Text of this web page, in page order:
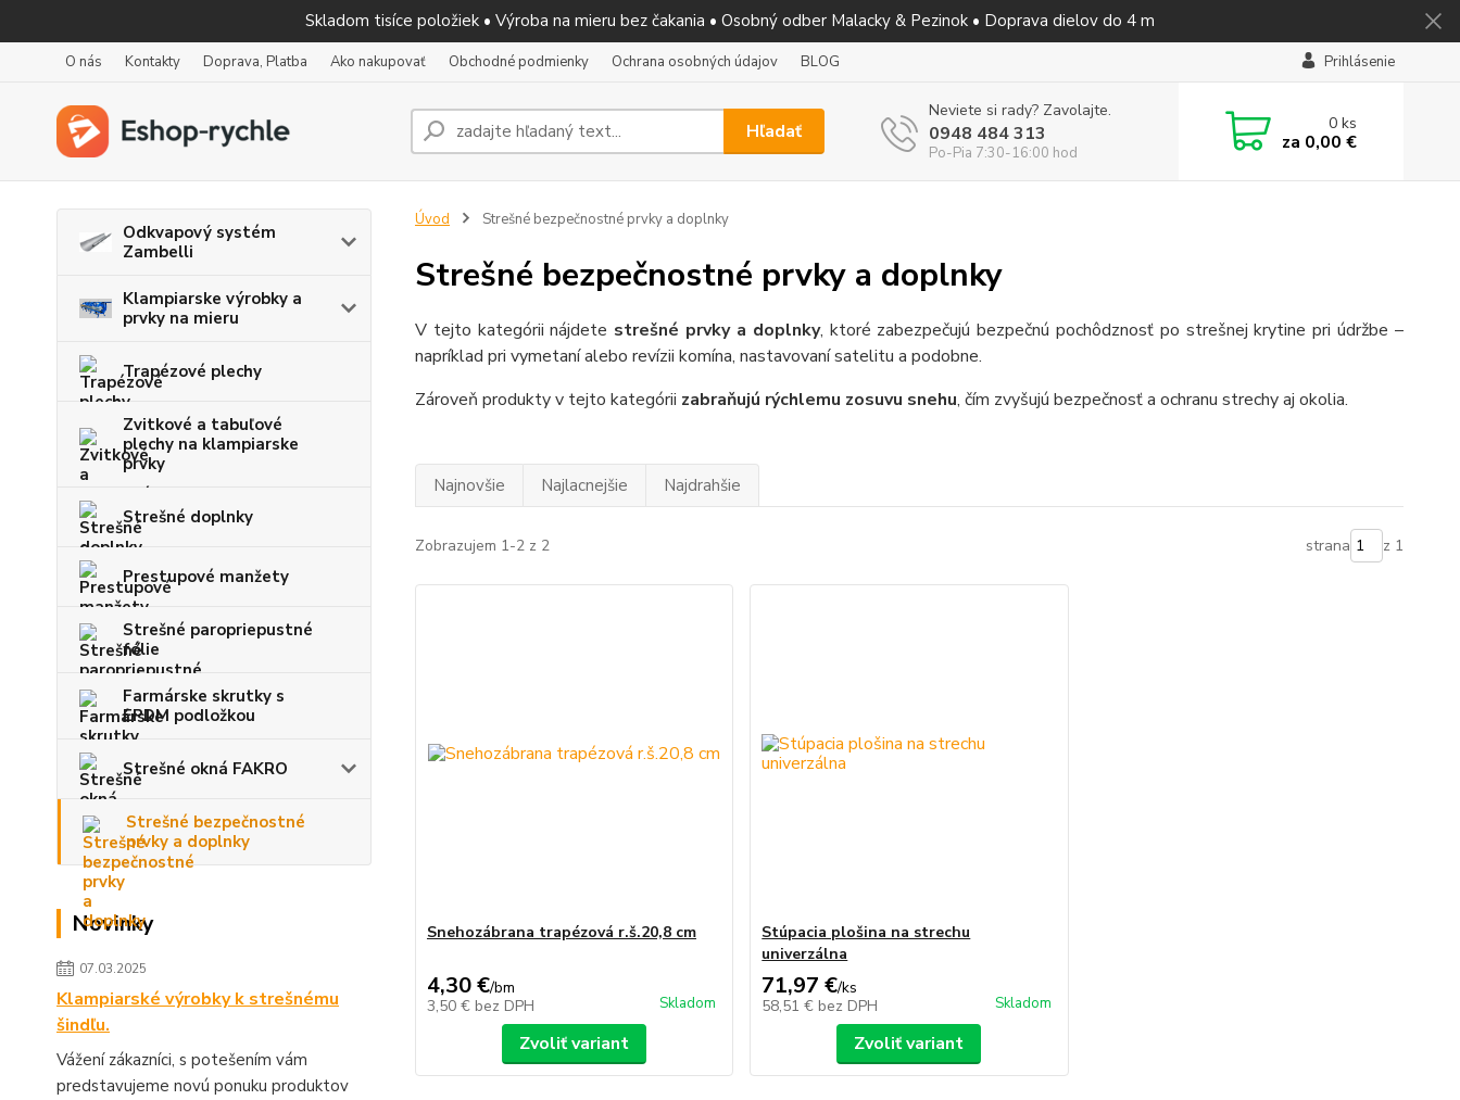
Skladom tisíce položiek • Výroba na mieru bez čakania • Osobný odber Malacky & Pezinok • Doprava dielov do 4 m
O nás Kontakty Doprava, Platba Ako nakupovať Obchodné podmienky Ochrana osobných údajov BLOG Prihlásenie
Hľadať
Neviete si rady? Zavolajte.
0948 484 313
Po-Pia 7:30-16:00 hod
0ks
za 0,00 €
Odkvapový systém
Zambelli
Klampiarske výrobky a
prvky na mieru
Trapézové plechy
Zvitkové a tabuľové
plechy na klampiarske
prvky
Strešné doplnky
Prestupové manžety
Strešné paropriepustné
fólie
Farmárske skrutky s
EPDM podložkou
Strešné okná FAKRO
Strešné bezpečnostné
prvky a doplnky
Novinky
07.03.2025
Klampiarské výrobky k strešnému
šindľu.
Vážení zákazníci, s potešením vám
predstavujeme novú ponuku produktov
Úvod Strešné bezpečnostné prvky a doplnky
Strešné bezpečnostné prvky a doplnky
V tejto kategórii nájdete strešné prvky a doplnky, ktoré zabezpečujú bezpečnú pochôdznosť po strešnej krytine pri údržbe –
napríklad pri vymetaní alebo revízii komína, nastavovaní satelitu a podobne.
Zároveň produkty v tejto kategórii zabraňujú rýchlemu zosuvu snehu, čím zvyšujú bezpečnosť a ochranu strechy aj okolia.
Najnovšie Najlacnejšie Najdrahšie
Zobrazujem 1-2 z 2 strana z 1
Snehozábrana trapézová r.š.20,8 cm
4,30 €/bm
3,50 € bez DPH Skladom
Zvoliť variant
Stúpacia plošina na strechu
univerzálna
71,97 €/ks
58,51 € bez DPH Skladom
Zvoliť variant